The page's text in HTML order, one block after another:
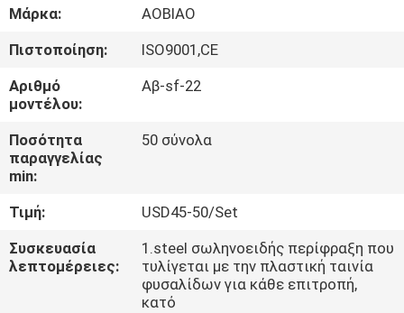
ΓΎΡΟΣ
ΕΡΓΟΣΤΑΣΊΩΝ
ΠΟΙΟΤΙΚΌΣ
ΈΛΕΓΧΟΣ
ΕΛΆΤΕ
ΣΕ
ΕΠΑΦΉ
Μάρκα:
AOBIAO
Πιστοποίηση:
ISO9001,CE
Αριθμό
μοντέλου:
Αβ-sf-22
Ποσότητα
παραγγελίας
min:
50 σύνολα
Τιμή:
USD45-50/Set
Συσκευασία
λεπτομέρειες:
1.steel σωληνοειδής περίφραξη που
τυλίγεται με την πλαστική ταινία
φυσαλίδων για κάθε επιτροπή,
κατό